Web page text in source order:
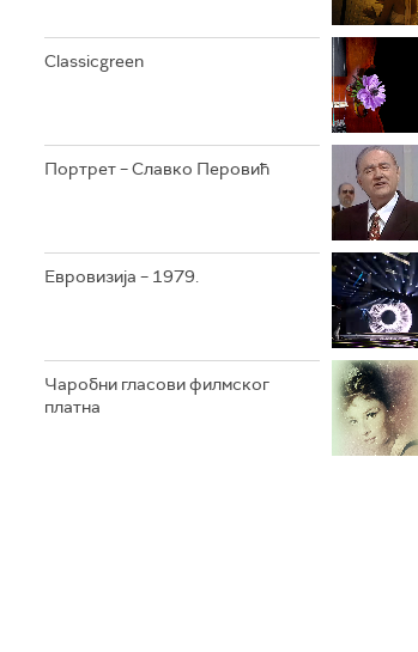
Classicgreen
Портрет – Славко Перовић
Евровизија – 1979.
Чаробни гласови филмског
платна